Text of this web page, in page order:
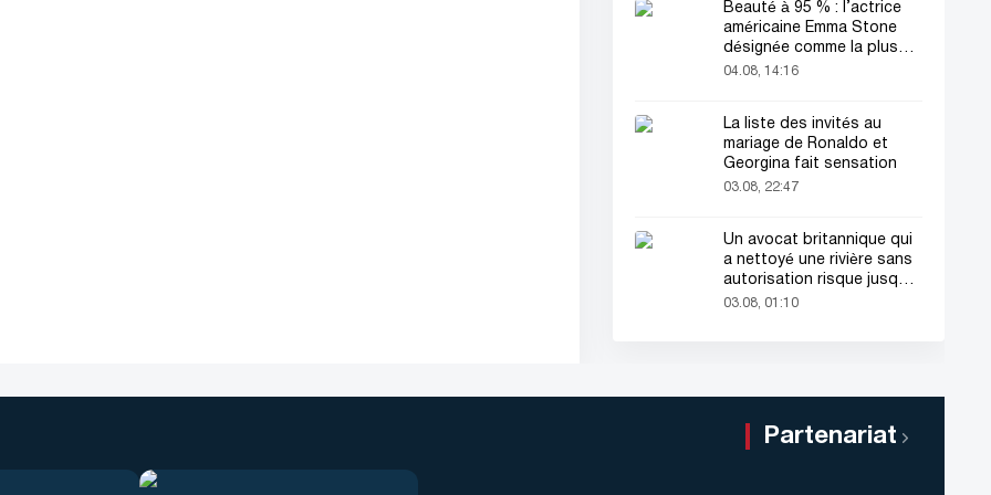
Beauté à 95 % : l’actrice
américaine Emma Stone
désignée comme la plus
belle femme du monde !
04.08, 14:16
La liste des invités au
mariage de Ronaldo et
Georgina fait sensation
03.08, 22:47
Un avocat britannique qui
a nettoyé une rivière sans
autorisation risque jusqu'à
2 ans de prison
03.08, 01:10
Partenariat